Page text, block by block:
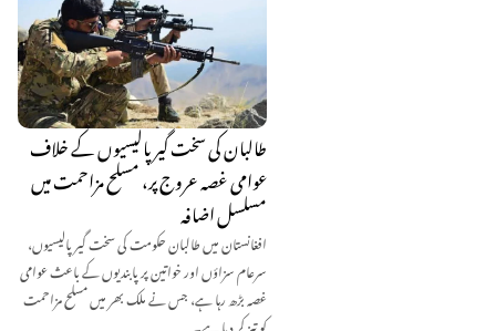
طالبان کی سخت گیر پالیسیوں کے خلاف
عوامی غصہ عروج پر، مسلح مزاحمت میں
مسلسل اضافہ
افغانستان میں طالبان حکومت کی سخت گیر پالیسیوں،
سرعام سزاؤں اور خواتین پر پابندیوں کے باعث عوامی
غصہ بڑھ رہا ہے، جس نے ملک بھر میں مسلح مزاحمت
کو تیز کر دیا ہے۔